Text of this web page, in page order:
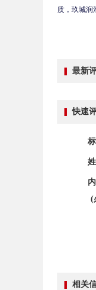
质，玖城润
最新
快速
(
相关